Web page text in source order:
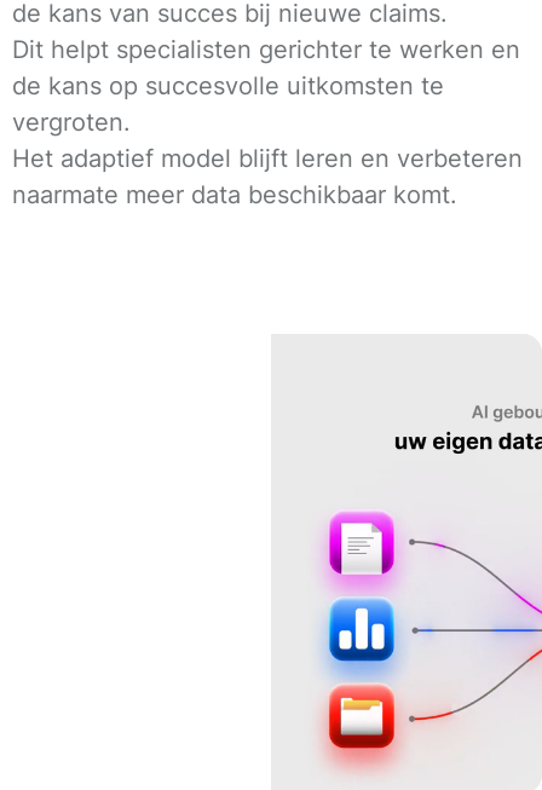
de kans van succes bij nieuwe claims.
Dit helpt specialisten gerichter te werken en
de kans op succesvolle uitkomsten te
vergroten.
Het adaptief model blijft leren en verbeteren
naarmate meer data beschikbaar komt.